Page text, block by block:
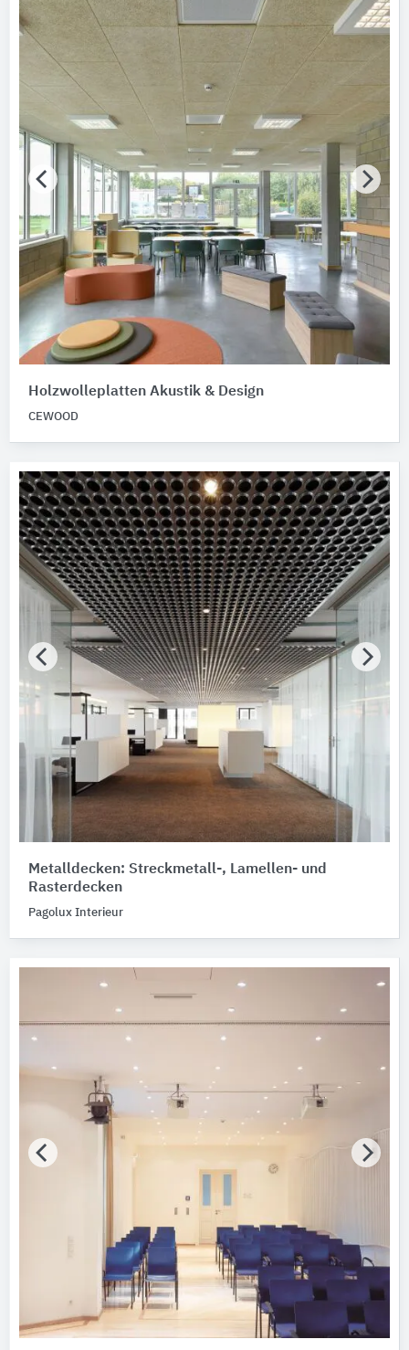
Holzwolleplatten Akustik & Design
CEWOOD
Metalldecken: Streckmetall-, Lamellen- und
Rasterdecken
Pagolux Interieur